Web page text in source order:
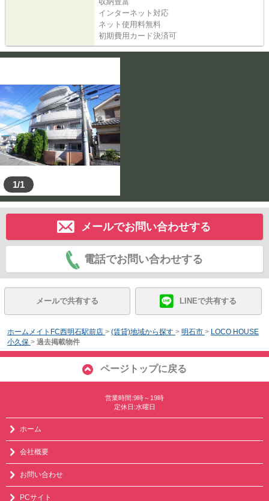
インターネット対応
ネット使用料無料
初期費用カード決済可
1/1
メールでお問い合わせする
電話でお問い合わせする
メールで共有する LINEで共有する
ホームメイトFC西明石駅前店 > (賃貸)地域から探す > 明石市 > LOCO HOUSE
小久保 > 過去掲載物件
ページトップに戻る
営業時間:9時～19時
定休日:水曜日
ホーム
会社概要
お問い合わせ
PCサイト